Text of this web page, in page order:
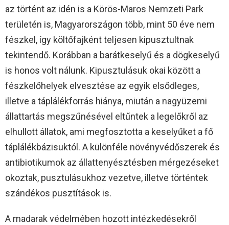
az történt az idén is a Körös-Maros Nemzeti Park
területén is, Magyarországon több, mint 50 éve nem
fészkel, így költőfajként teljesen kipusztultnak
tekintendő. Korábban a barátkeselyű és a dögkeselyű
is honos volt nálunk. Kipusztulásuk okai között a
fészkelőhelyek elvesztése az egyik elsődleges,
illetve a táplálékforrás hiánya, miután a nagyüzemi
állattartás megszűnésével eltűntek a legelőkről az
elhullott állatok, ami megfosztotta a keselyűket a fő
táplálékbázisuktól. A különféle növényvédőszerek és
antibiotikumok az állattenyésztésben mérgezéseket
okoztak, pusztulásukhoz vezetve, illetve történtek
szándékos pusztítások is.
A madarak védelmében hozott intézkedésekről